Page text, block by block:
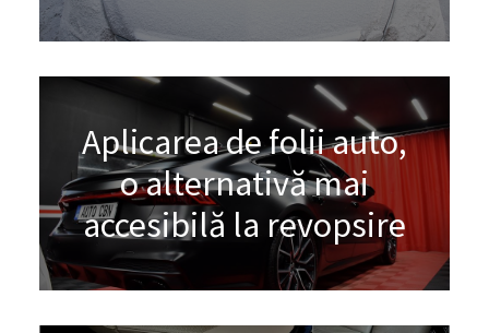
Aplicarea de folii auto,
o alternativă mai
accesibilă la revopsire